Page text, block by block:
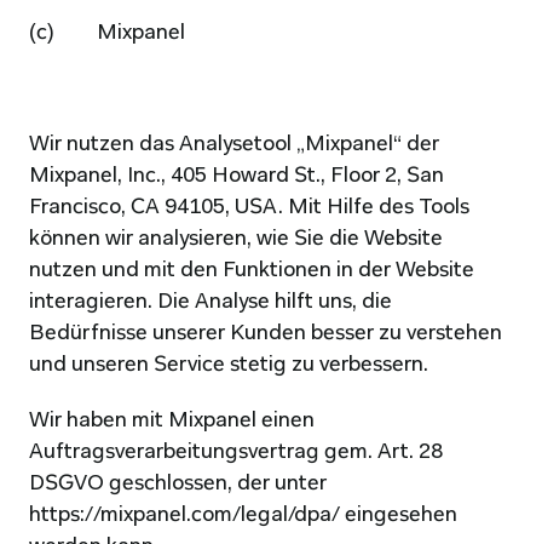
(c)         Mixpanel
Wir nutzen das Analysetool „Mixpanel“ der
Mixpanel, Inc., 405 Howard St., Floor 2, San
Francisco, CA 94105, USA. Mit Hilfe des Tools
können wir analysieren, wie Sie die Website
nutzen und mit den Funktionen in der Website
interagieren. Die Analyse hilft uns, die
Bedürfnisse unserer Kunden besser zu verstehen
und unseren Service stetig zu verbessern.
Wir haben mit Mixpanel einen
Auftragsverarbeitungsvertrag gem. Art. 28
https://mixpanel.com/legal/dpa/ eingesehen